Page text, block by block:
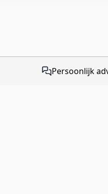
Persoonlijk